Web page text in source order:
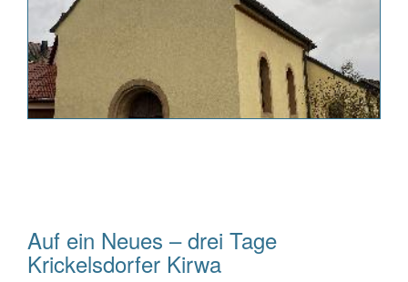
Auf ein Neues – drei Tage
Krickelsdorfer Kirwa